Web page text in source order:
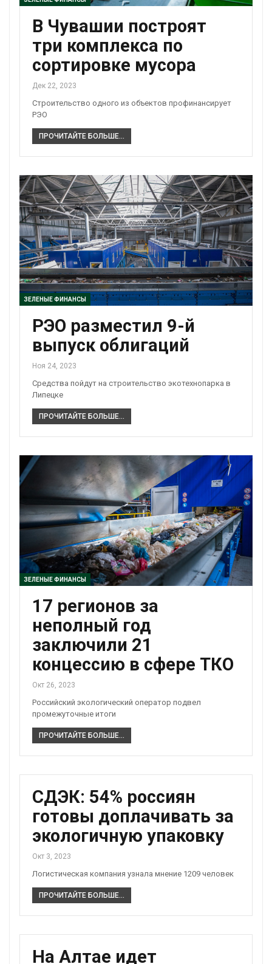
В Чувашии построят
три комплекса по
сортировке мусора
Дек 22, 2023
Строительство одного из объектов профинансирует
РЭО
ПРОЧИТАЙТЕ БОЛЬШЕ...
ЗЕЛЕНЫЕ ФИНАНСЫ
РЭО разместил 9-й
выпуск облигаций
Ноя 24, 2023
Средства пойдут на строительство экотехнопарка в
Липецке
ПРОЧИТАЙТЕ БОЛЬШЕ...
ЗЕЛЕНЫЕ ФИНАНСЫ
17 регионов за
неполный год
заключили 21
концессию в сфере ТКО
Окт 26, 2023
Российский экологический оператор подвел
промежуточные итоги
ПРОЧИТАЙТЕ БОЛЬШЕ...
СДЭК: 54% россиян
готовы доплачивать за
экологичную упаковку
Окт 3, 2023
Логистическая компания узнала мнение 1209 человек
ПРОЧИТАЙТЕ БОЛЬШЕ...
На Алтае идет